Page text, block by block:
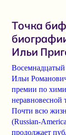
Точка
Ильи
Восемнадцатый
Ильи
премии по
Почти всю
(Russian-
продолжает